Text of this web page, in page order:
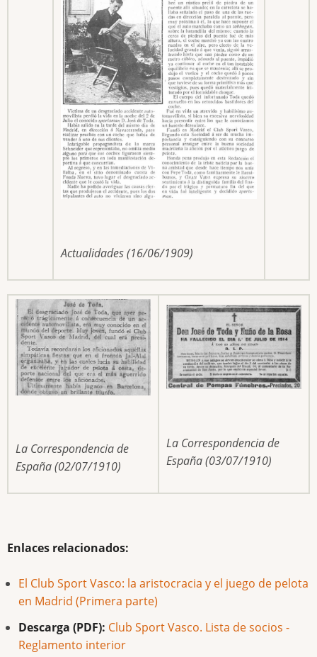
Actualidades (16/06/1909)
La Correspondencia de
España (02/07/1910)
La Correspondencia de
España (03/07/1910)
Enlaces relacionados:
El Club Sport Vasco: la aristocracia y el juego de pelota
en Madrid (Primera parte)
Descarga (PDF): Club Sport Vasco. Lista de socios -
Reglamento interior